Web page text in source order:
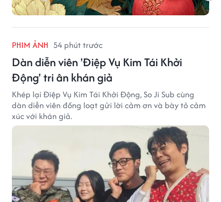
PHIM ẢNH 54 phút trước
Dàn diễn viên 'Điệp Vụ Kim Tái Khởi
Động' tri ân khán giả
Khép lại Điệp Vụ Kim Tái Khởi Động, So Ji Sub cùng
dàn diễn viên đồng loạt gửi lời cảm ơn và bày tỏ cảm
xúc với khán giả.